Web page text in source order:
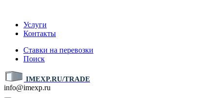
Услуги
Контакты
Ставки на перевозки
Поиск
IMEXP.RU/TRADE
info@imexp.ru